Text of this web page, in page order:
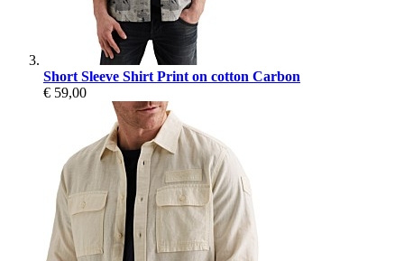
Short Sleeve Shirt Print on cotton Carbon
€ 59,00